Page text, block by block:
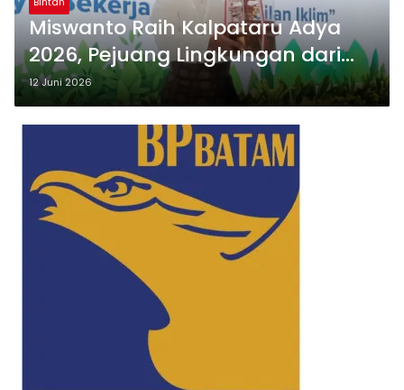
Miswanto Raih Kalpataru Adya
2026, Pejuang Lingkungan dari
Bintan yang Menginspirasi
Indonesia
12 Juni 2026